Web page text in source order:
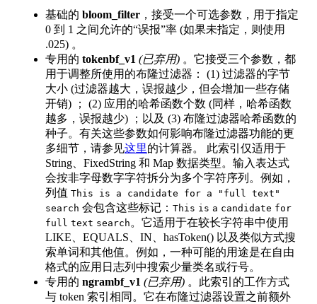
基础的 bloom_filter ，接受一个可选参数，用于指定
0 到 1 之间允许的“误报”率 (如果未指定，则使用
.025) 。
专用的 tokenbf_v1 (已弃用) 。它接受三个参数，都
用于调整所使用的布隆过滤器： (1) 过滤器的字节
大小 (过滤器越大，误报越少，但会增加一些存储
开销) ； (2) 应用的哈希函数个数 (同样，哈希函数
越多，误报越少) ；以及 (3) 布隆过滤器哈希函数的
种子。有关这些参数如何影响布隆过滤器功能的更
多细节，请参见这里的计算器。 此索引仅适用于
String、FixedString 和 Map 数据类型。输入表达式
会按非字母数字字符拆分为多个字符序列。例如，
列值 This is a candidate for a "full text"
search 会包含这些标记： This is a candidate for
full text search 。它适用于在较长字符串中使用
LIKE、EQUALS、IN、hasToken() 以及类似方式搜
索单词和其他值。例如，一种可能的用途是在自由
格式的应用日志列中搜索少量类名或行号。
专用的 ngrambf_v1 (已弃用) 。此索引的工作方式
与 token 索引相同。它在布隆过滤器设置之前额外